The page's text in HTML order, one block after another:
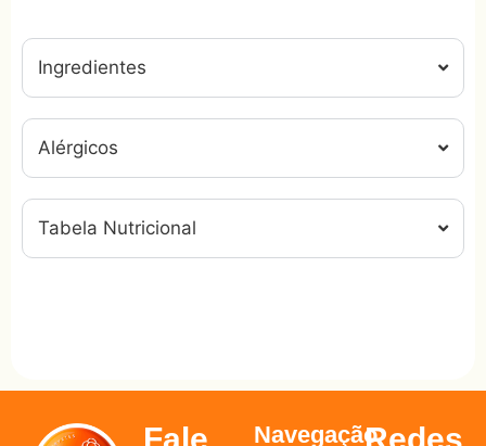
Ingredientes
Alérgicos
Tabela Nutricional
Fale NavegaçãoRedes